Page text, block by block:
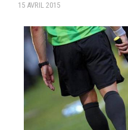
–Ligue II–
Feuille de match 2016/2017
-Ligue I-
-Ligue II-
-Ligue III-
15 AVRIL 2015